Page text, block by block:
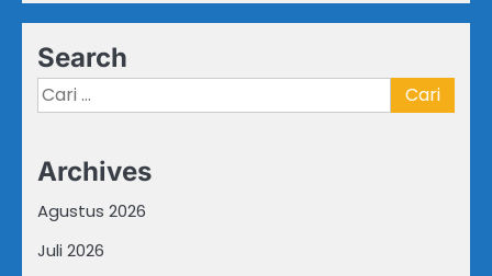
Search
Cari
untuk:
Archives
Agustus 2026
Juli 2026